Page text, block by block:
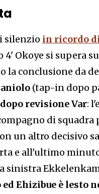
silenzio in ricordo
Okoye si supera
la conclusione da
(tap-in dopo
revisione Var:
di squadra
un altro decisivo
e all'ultimo
sinistra
Ehizibue è lesto